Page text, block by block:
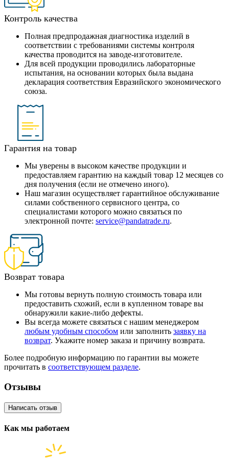
Контроль качества
Полная предпродажная диагностика изделий в
соответствии с требованиями системы контроля
качества проводится на заводе-изготовителе.
Для всей продукции проводились лабораторные
испытания, на основании которых была выдана
декларация соответствия Евразийского экономического
союза.
Гарантия на товар
Мы уверены в высоком качестве продукции и
предоставляем гарантию на каждый товар 12 месяцев со
дня получения (если не отмечено иного).
Наш магазин осуществляет гарантийное обслуживание
силами собственного сервисного центра, со
специалистами которого можно связаться по
электронной почте: service@pandatrade.ru.
Возврат товара
Мы готовы вернуть полную стоимость товара или
предоставить схожий, если в купленном товаре вы
обнаружили какие-либо дефекты.
Вы всегда можете связаться с нашим менеджером
любым удобным способом или заполнить заявку на
возврат. Укажите номер заказа и причину возврата.
Более подробную информацию по гарантии вы можете
прочитать в соответствующем разделе.
Отзывы
Написать отзыв
Как мы работаем